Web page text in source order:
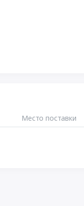
Место поставки